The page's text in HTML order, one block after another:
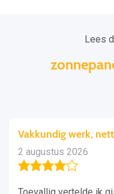
Lees
Vakkundig werk,
2 augustus 2026
Toevallig vertelde ik